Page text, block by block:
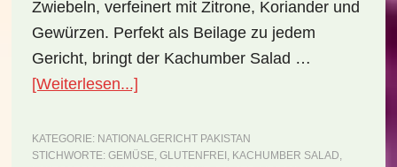
Zwiebeln, verfeinert mit Zitrone, Koriander und
Gewürzen. Perfekt als Beilage zu jedem
Gericht, bringt der Kachumber Salad …
[Weiterlesen...]ÜberNationalgericht
Kachumber
Salad
KATEGORIE: NATIONALGERICHT PAKISTAN
STICHWORTE: GEMÜSE, GLUTENFREI , KACHUMBER SALAD,